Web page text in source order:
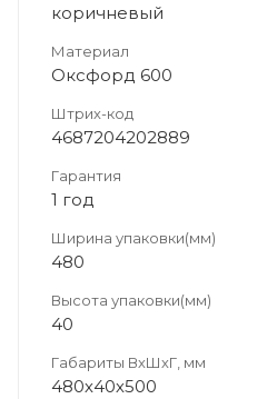
коричневый
Материал
Оксфорд 600
Штрих-код
4687204202889
Гарантия
1 год
Ширина упаковки(мм)
480
Высота упаковки(мм)
40
Габариты ВхШхГ, мм
480х40х500